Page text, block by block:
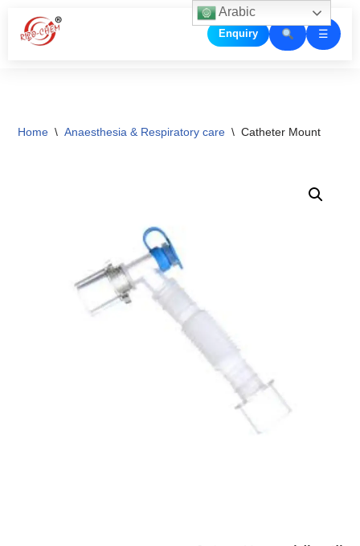
Skip
Enquiry ☰
Home \ Anaesthesia & Respiratory care \ Catheter Mount
Arabic